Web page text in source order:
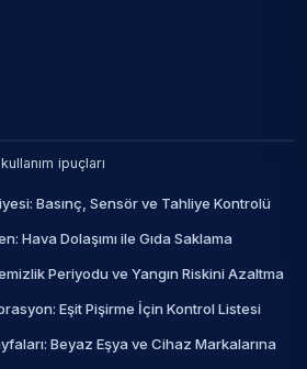
ipuçları
Basınç, Sensör ve Tahliye Kontrolü
Hava Dolaşımı ile Gıda Saklama
Periyodu ve Yangın Riskini Azaltma
Eşit Pişirme İçin Kontrol Listesi
Beyaz Eşya ve Cihaz Markalarına